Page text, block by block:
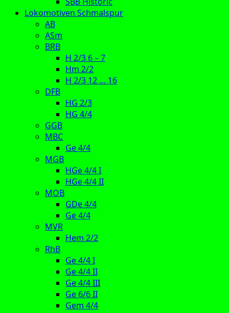
Lokomotiven Schmalspur
AB
ASm
BRB
H 2/3 6 – 7
Hm 2/2
H 2/3 12 … 16
DFB
HG 2/3
HG 4/4
GGB
MBC
Ge 4/4
MGB
HGe 4/4 I
HGe 4/4 II
MOB
GDe 4/4
Ge 4/4
MVR
Hem 2/2
RhB
Ge 4/4 I
Ge 4/4 II
Ge 4/4 III
Ge 6/6 II
Gem 4/4